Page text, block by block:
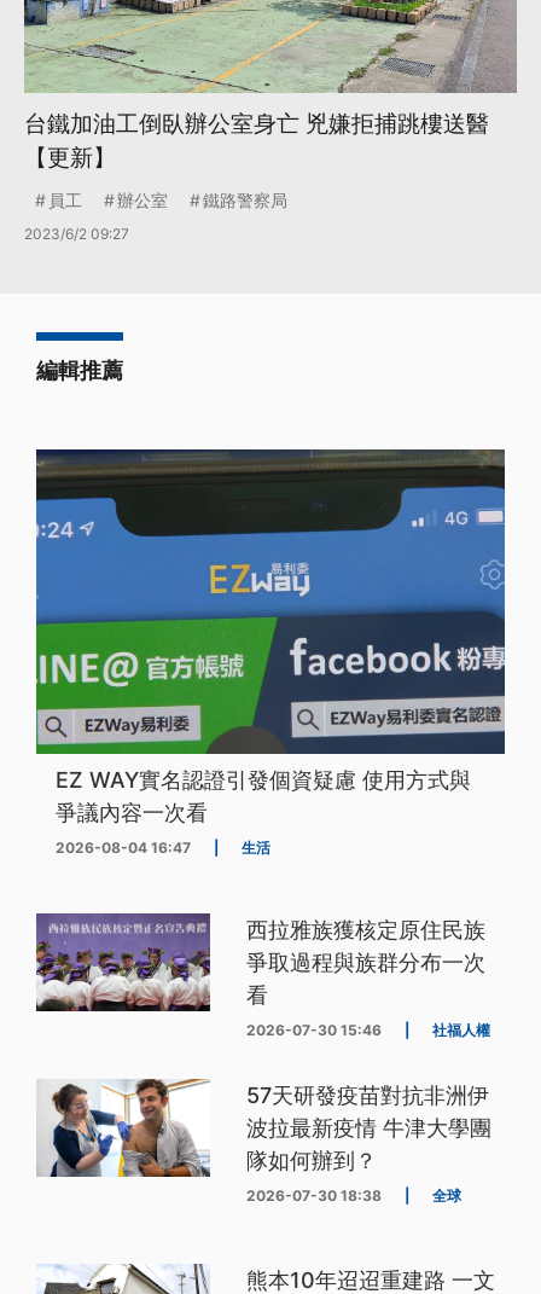
台鐵加油工倒臥辦公室身亡 兇嫌拒捕跳樓送醫
【更新】
員工 辦公室 鐵路警察局
2023/6/2 09:27
編輯推薦
EZ WAY實名認證引發個資疑慮 使用方式與
爭議內容一次看
2026-08-04 16:47 生活
西拉雅族獲核定原住民族
爭取過程與族群分布一次
看
2026-07-30 15:46 社福人權
57天研發疫苗對抗非洲伊
波拉最新疫情 牛津大學團
隊如何辦到？
2026-07-30 18:38 全球
熊本10年迢迢重建路 一文